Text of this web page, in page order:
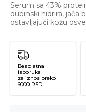
Serum sa 43%
dubinski hidrira, jača
ostavljajući kožu
Besplatna
isporuka
za iznos preko
6000 RSD